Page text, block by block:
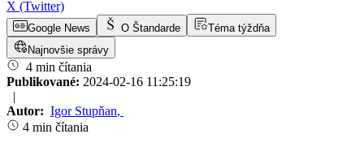
X (Twitter)
Google News O Štandarde
Téma týždňa
Najnovšie správy
4 min čítania
Publikované: 2024-02-16 11:25:19
|
Autor: Igor Stupňan,
4 min čítania